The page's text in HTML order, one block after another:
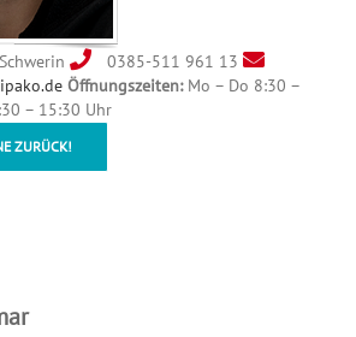
0385-511 961 13
Öffnungszeiten:Mo – Do 8:30 –
– 15:30 Uhr
ZURÜCK!